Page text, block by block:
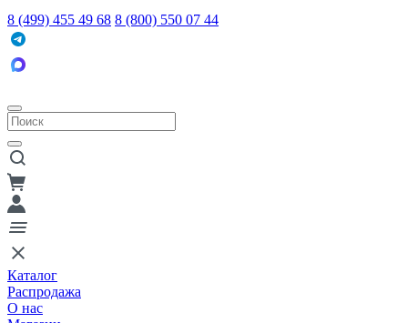
8 (499) 455 49 68 8 (800) 550 07 44
Каталог
Распродажа
О нас